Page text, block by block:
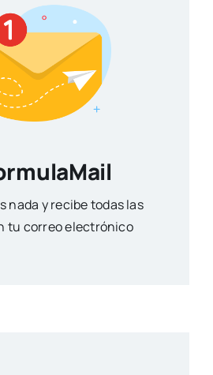
nada y recibe todas las
tu correo electrónico